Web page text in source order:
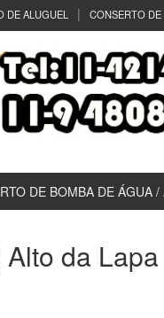
DE ALUGUEL CONSERTO
DE BOMBA DE ÁGUA
da Lapa